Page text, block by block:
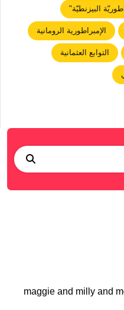
البيزنطيّة"
الإمبراطورية الرومانية
التوابع العثمانية